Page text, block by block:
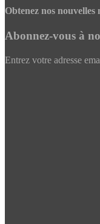
Obtenez nos
Abonnez-vous à
Entrez votre adresse